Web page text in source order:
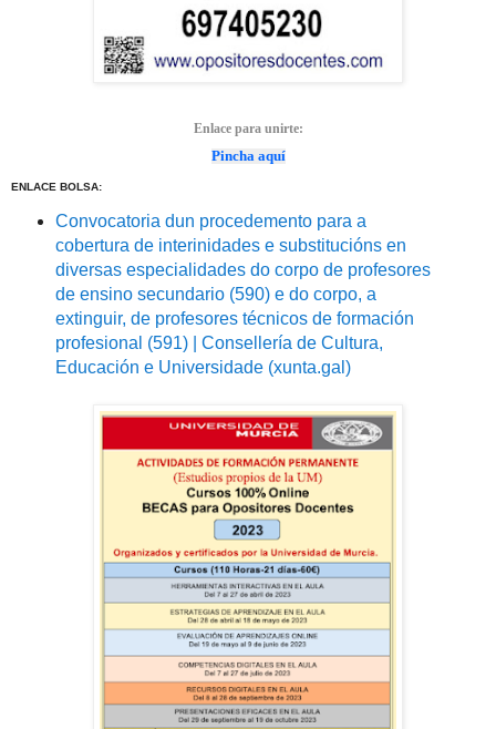
Enlace para unirte:
Pincha aquí
ENLACE BOLSA:
Convocatoria dun procedemento para a
cobertura de interinidades e substitucións en
diversas especialidades do corpo de profesores
de ensino secundario (590) e do corpo, a
extinguir, de profesores técnicos de formación
profesional (591) | Consellería de Cultura,
Educación e Universidade (xunta.gal)